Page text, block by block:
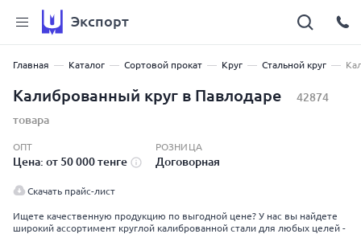
Экспорт
Главная Каталог Сортовой прокат Круг Стальной круг
Калиброванный круг в Павлодаре
42874
товара
ОПТ
Цена: от 50 000 тенге
РОЗНИЦА
Договорная
Скачать прайс-лист
Ищете качественную продукцию по выгодной цене? У нас вы найдете
широкий ассортимент круглой калиброванной стали для любых целей -